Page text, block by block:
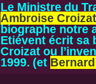
Le Ministre du
Ambroise Croizat
biographe notre
Etiévent écrit sa
Croizat ou
1999. (et